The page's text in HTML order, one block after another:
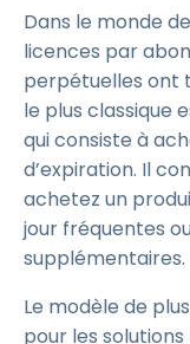
Dans le monde
licences par
perpétuelles ont
le plus classique
qui consiste à
d’expiration. Il
achetez un
jour fréquentes
supplémentaires.
Le modèle de
pour les